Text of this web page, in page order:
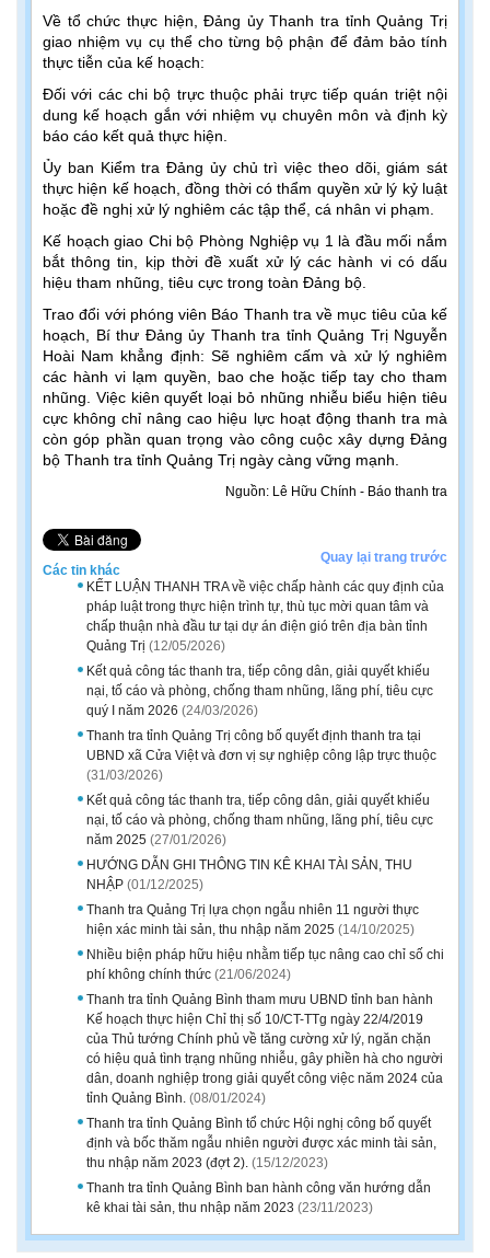
Về tổ chức thực hiện, Đảng ủy Thanh tra tỉnh Quảng Trị
giao nhiệm vụ cụ thể cho từng bộ phận để đảm bảo tính
thực tiễn của kế hoạch:
Đối với các chi bộ trực thuộc phải trực tiếp quán triệt nội
dung kế hoạch gắn với nhiệm vụ chuyên môn và định kỳ
báo cáo kết quả thực hiện.
Ủy ban Kiểm tra Đảng ủy chủ trì việc theo dõi, giám sát
thực hiện kế hoạch, đồng thời có thẩm quyền xử lý kỷ luật
hoặc đề nghị xử lý nghiêm các tập thể, cá nhân vi phạm.
Kế hoạch giao Chi bộ Phòng Nghiệp vụ 1 là đầu mối nắm
bắt thông tin, kịp thời đề xuất xử lý các hành vi có dấu
hiệu tham nhũng, tiêu cực trong toàn Đảng bộ.
Trao đổi với phóng viên Báo Thanh tra về mục tiêu của kế
hoạch, Bí thư Đảng ủy Thanh tra tỉnh Quảng Trị Nguyễn
Hoài Nam khẳng định: Sẽ nghiêm cấm và xử lý nghiêm
các hành vi lạm quyền, bao che hoặc tiếp tay cho tham
nhũng. Việc kiên quyết loại bỏ nhũng nhiễu biểu hiện tiêu
cực không chỉ nâng cao hiệu lực hoạt động thanh tra mà
còn góp phần quan trọng vào công cuộc xây dựng Đảng
bộ Thanh tra tỉnh Quảng Trị ngày càng vững mạnh.
Nguồn: Lê Hữu Chính - Báo thanh tra
Quay lại trang trước
Các tin khác
KẾT LUẬN THANH TRA về việc chấp hành các quy định của
pháp luật trong thực hiện trình tự, thù tục mời quan tâm và
chấp thuận nhà đầu tư tại dự án điện gió trên địa bàn tỉnh
Quảng Trị (12/05/2026)
Kết quả công tác thanh tra, tiếp công dân, giải quyết khiếu
nại, tố cáo và phòng, chống tham nhũng, lãng phí, tiêu cực
quý I năm 2026 (24/03/2026)
Thanh tra tỉnh Quảng Trị công bố quyết định thanh tra tại
UBND xã Cửa Việt và đơn vị sự nghiệp công lập trực thuộc
(31/03/2026)
Kết quả công tác thanh tra, tiếp công dân, giải quyết khiếu
nại, tố cáo và phòng, chống tham nhũng, lãng phí, tiêu cực
năm 2025 (27/01/2026)
HƯỚNG DẪN GHI THÔNG TIN KÊ KHAI TÀI SẢN, THU
NHẬP (01/12/2025)
Thanh tra Quảng Trị lựa chọn ngẫu nhiên 11 người thực
hiện xác minh tài sản, thu nhập năm 2025 (14/10/2025)
Nhiều biện pháp hữu hiệu nhằm tiếp tục nâng cao chỉ số chi
phí không chính thức (21/06/2024)
Thanh tra tỉnh Quảng Bình tham mưu UBND tỉnh ban hành
Kế hoạch thực hiện Chỉ thị số 10/CT-TTg ngày 22/4/2019
của Thủ tướng Chính phủ về tăng cường xử lý, ngăn chặn
có hiệu quả tình trạng nhũng nhiễu, gây phiền hà cho người
dân, doanh nghiệp trong giải quyết công việc năm 2024 của
tỉnh Quảng Bình. (08/01/2024)
Thanh tra tỉnh Quảng Bình tổ chức Hội nghị công bố quyết
định và bốc thăm ngẫu nhiên người được xác minh tài sản,
thu nhập năm 2023 (đợt 2). (15/12/2023)
Thanh tra tỉnh Quảng Bình ban hành công văn hướng dẫn
kê khai tài sản, thu nhập năm 2023 (23/11/2023)